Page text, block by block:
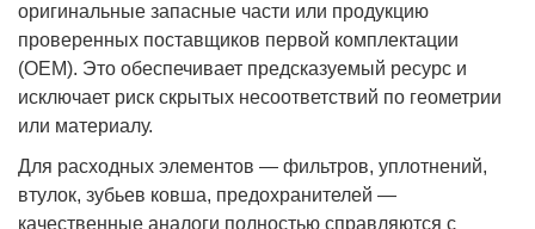
оригинальные запасные части или продукцию
проверенных поставщиков первой комплектации
(OEM). Это обеспечивает предсказуемый ресурс и
исключает риск скрытых несоответствий по геометрии
или материалу.
Для расходных элементов — фильтров, уплотнений,
втулок, зубьев ковша, предохранителей —
качественные аналоги полностью справляются с